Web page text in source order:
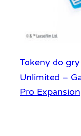
Tokeny do
Unlimited –
Pro Expansion